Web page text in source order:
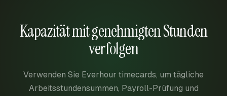
Kapazität mit genehmigten Stunden
verfolgen
Verwenden Sie Everhour timecards, um tägliche
Arbeitsstundensummen, Payroll-Prüfung und